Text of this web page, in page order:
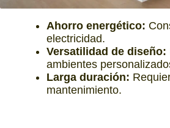
Ahorro energético:
electricidad.
Versatilidad de diseño:
ambientes
Larga duración:
mantenimiento.